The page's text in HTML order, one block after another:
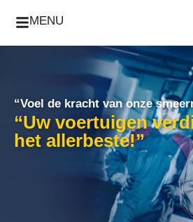
MENU
“Voel de kracht van onze
“Uw voertuigen
het allerbeste!”